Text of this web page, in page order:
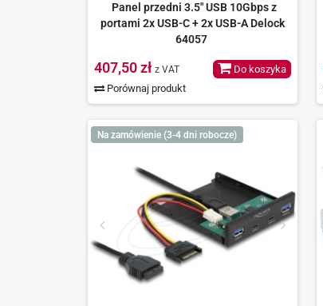
Panel przedni 3.5" USB 10Gbps z
portami 2x USB-C + 2x USB-A Delock
64057
407,50 zł z VAT
Porównaj produkt
Do koszyka
Na zamówienie (3-4 dni robocze)